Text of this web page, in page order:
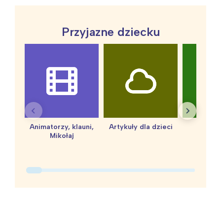
Przyjazne dziecku
Animatorzy, klauni,
Mikołaj
Artykuły dla dzieci